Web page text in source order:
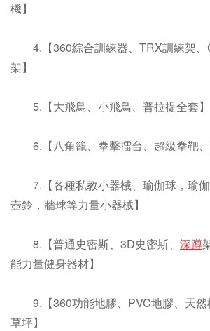
機】
4.【360綜合訓練器、TRX訓練架、
架】
5.【大飛鳥、小飛鳥、普拉提全套】
6.【八角籠、拳擊擂台、超級拳靶、
7.【各種私教小器械、瑜伽球，瑜伽
壺鈴，牆球等力量小器械】
8.【普通史密斯、3D史密斯、 深蹲
能力量健身器材】
9.【360功能地膠、PVC地膠、天然
草坪】